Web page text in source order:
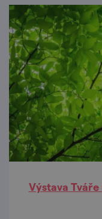
Výstava